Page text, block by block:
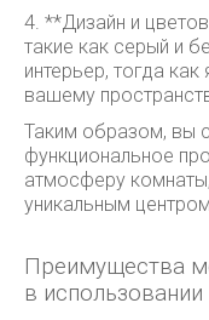
4. **Дизайн и
такие как серый и
интерьер, тогда
вашему
Таким образом, вы
функциональное
атмосферу
уникальным
Преимущества
в использовании